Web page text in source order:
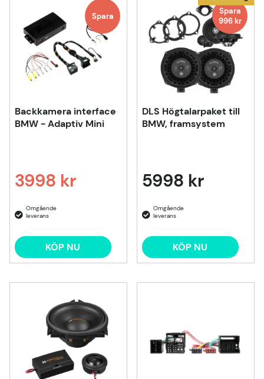
Spara
Backkamera interface
BMW - Adaptiv Mini
3998 kr
Ordinarie pris:
KÖP NU
Spara
996 kr
DLS Högtalarpaket till
BMW, framsystem
5998 kr
KÖP NU